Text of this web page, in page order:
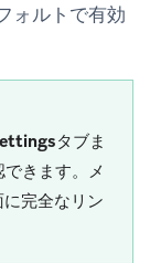
ォルトで有効
タブま
きます。メ
完全なリン